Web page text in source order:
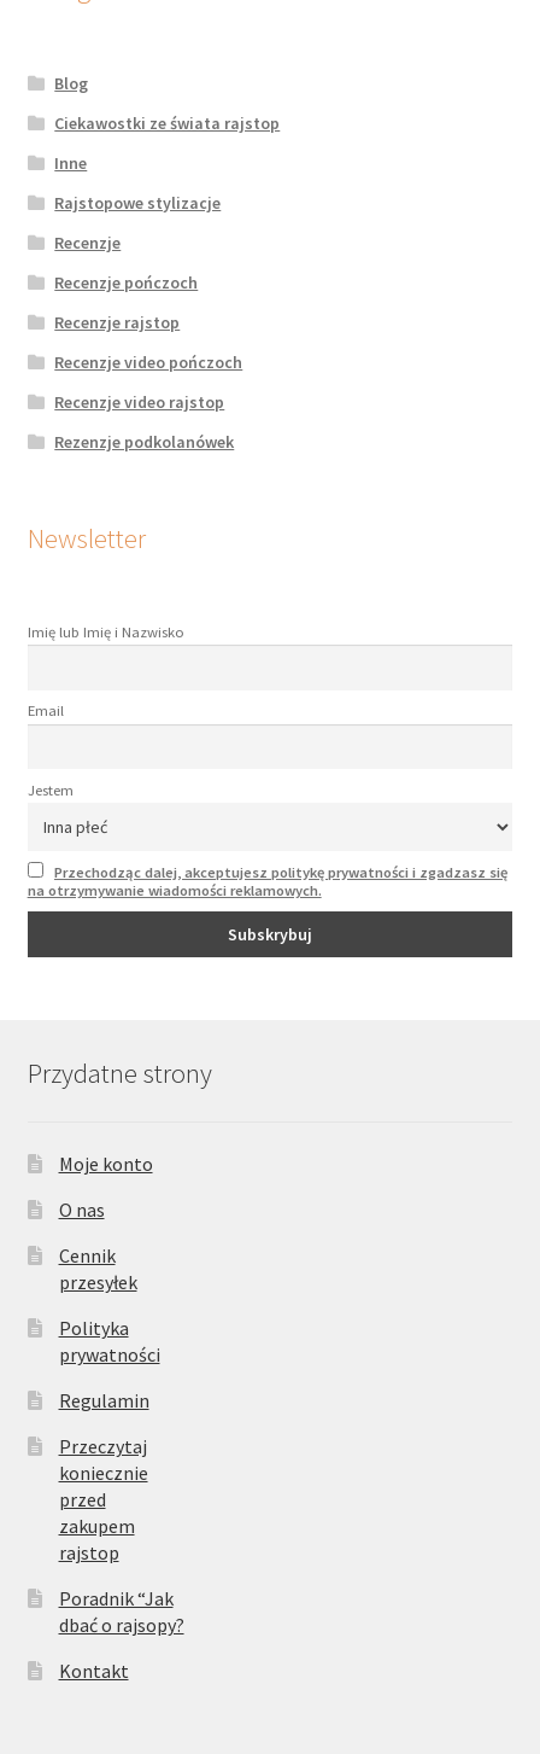
Blog
Ciekawostki ze świata rajstop
Inne
Rajstopowe stylizacje
Recenzje
Recenzje pończoch
Recenzje rajstop
Recenzje video pończoch
Recenzje video rajstop
Rezenzje podkolanówek
Newsletter
Imię lub Imię i Nazwisko
Email
Jestem
Przechodząc dalej, akceptujesz politykę prywatności i zgadzasz się
na otrzymywanie wiadomości reklamowych.
Przydatne strony
Moje konto
O nas
Cennik
przesyłek
Polityka
prywatności
Regulamin
Przeczytaj
koniecznie
przed
zakupem
rajstop
Poradnik “Jak
dbać o rajsopy?
Kontakt